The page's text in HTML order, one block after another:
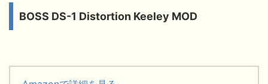
BOSS DS-1 Distortion Keeley MOD